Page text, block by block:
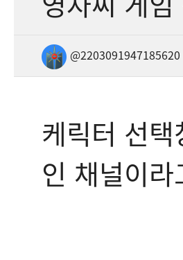
@2203091947185620
케릭터 선
인 채널이